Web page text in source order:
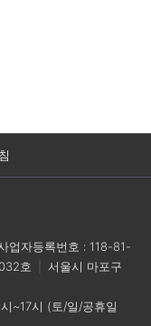
업자등록번호 : 118-81-
호
서울시 마포구
~17시 (토/일/공휴일